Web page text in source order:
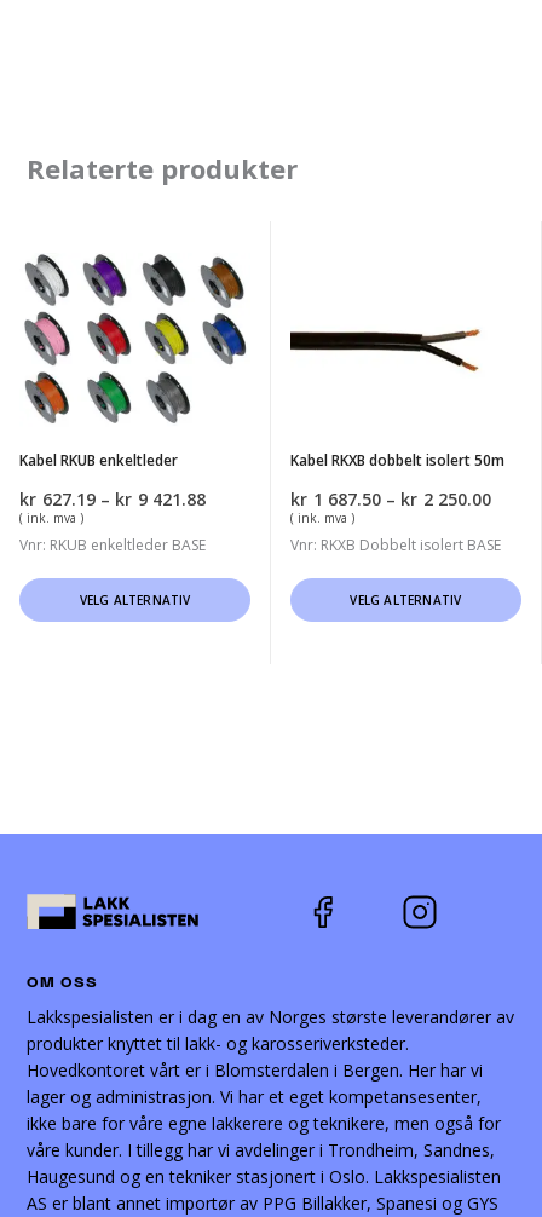
Relaterte produkter
Kabel
RKUB
enkeltleder
Kabel RKUB enkeltleder
kr 627.19 – kr 9 421.88Prisområde:
til
421.88
( ink. mva )
Vnr: RKUB enkeltleder BASE
VELG ALTERNATIV
Dette
produktet
på
isolert
Kabel RKXB dobbelt isolert 50m
kr 1 687.50 – kr 2 250.00
687.50
kr2
250.00
( ink. mva )
Vnr: RKXB Dobbelt isolert BASE
VELG ALTERNATIV
Dette
produktet
på
OM OSS
Lakkspesialisten er i dag en av Norges største leverandører av
produkter knyttet til lakk- og karosseriverksteder.
Hovedkontoret vårt er i Blomsterdalen i Bergen. Her har vi
lager og administrasjon. Vi har et eget kompetansesenter,
ikke bare for våre egne lakkerere og teknikere, men også for
våre kunder. I tillegg har vi avdelinger i Trondheim, Sandnes,
Haugesund og en tekniker stasjonert i Oslo. Lakkspesialisten
AS er blant annet importør av PPG Billakker, Spanesi og GYS